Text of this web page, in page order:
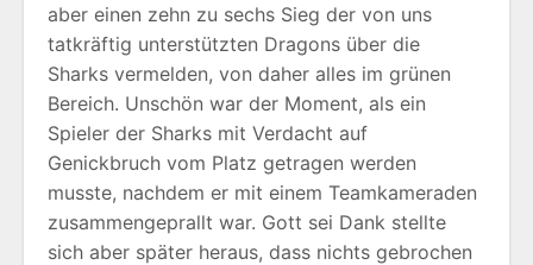
aber einen zehn zu sechs Sieg der von uns
tatkräftig unterstützten Dragons über die
Sharks vermelden, von daher alles im grünen
Bereich. Unschön war der Moment, als ein
Spieler der Sharks mit Verdacht auf
Genickbruch vom Platz getragen werden
musste, nachdem er mit einem Teamkameraden
zusammengeprallt war. Gott sei Dank stellte
sich aber später heraus, dass nichts gebrochen